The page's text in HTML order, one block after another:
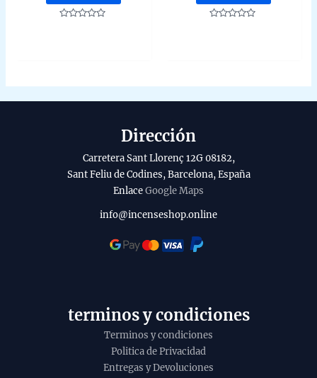
Dirección
Carretera Sant Llorenç 12G 08182,
Sant Feliu de Codines, Barcelona, España
EnlaceGoogle Maps
info@incenseshop.online
terminos y condiciones
Terminos y condiciones
Politica de Privacidad
Entregas y Devoluciones